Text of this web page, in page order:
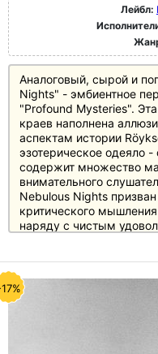
Лейбл:
Аналоговый, сырой и
Nights" - эмбиентное
"Profound Mysteries".
краев наполнена
аспектам истории
эзотерическое одеяло
содержит множество
внимательного
Nebulous Nights
критического
наряду с чистым
мировоззрением или
Прекрасная цитата